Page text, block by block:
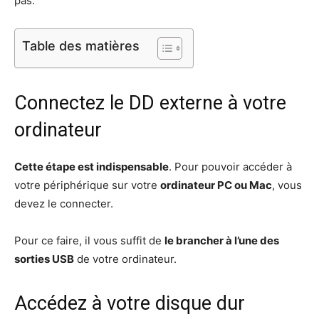
Table des matières
Connectez le DD externe à votre
ordinateur
Cette étape est indispensable. Pour pouvoir accéder à
votre périphérique sur votre ordinateur PC ou Mac, vous
devez le connecter.
Pour ce faire, il vous suffit de le brancher à l’une des
sorties USB de votre ordinateur.
Accédez à votre disque dur